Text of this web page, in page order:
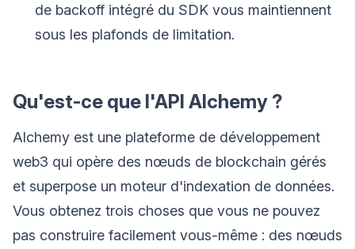
de backoff intégré du SDK vous maintiennent
sous les plafonds de limitation.
Qu'est-ce que l'API Alchemy ?
Alchemy est une plateforme de développement
web3 qui opère des nœuds de blockchain gérés
et superpose un moteur d'indexation de données.
Vous obtenez trois choses que vous ne pouvez
pas construire facilement vous-même : des nœuds